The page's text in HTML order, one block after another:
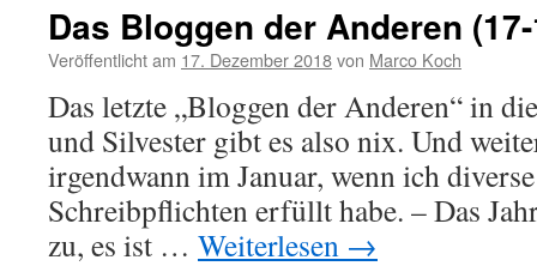
Das Bloggen der Anderen
Veröffentlicht am 17. Dezember 2018von Marco Koch
Das letzte „Bloggen der Anderen“ in
und Silvester gibt es also nix. Und
irgendwann im Januar, wenn ich
Schreibpflichten erfüllt habe. – Das
zu, es ist … Weiterlesen →